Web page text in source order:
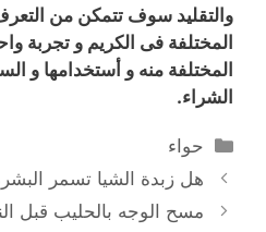
والتقليد سوف تتمكن من
المختلفة فى الكريم و تجربة
المختلفة منه و أستخدامها و
الشراء.
التصنيفات
حواء
هل زبدة الشيا تسمر
مسح الوجه بالحليب قبل